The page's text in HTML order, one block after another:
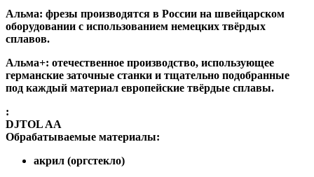
Альма: фрезы производятся в России на швейцарском
оборудовании с использованием немецких твёрдых
сплавов.
Альма+: отечественное производство, использующее
германские заточные станки и тщательно подобранные
под каждый материал европейские твёрдые сплавы.
:
DJTOL AA
Обрабатываемые материалы:
акрил (оргстекло)